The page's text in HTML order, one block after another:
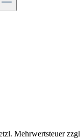
Mehrwertsteuer